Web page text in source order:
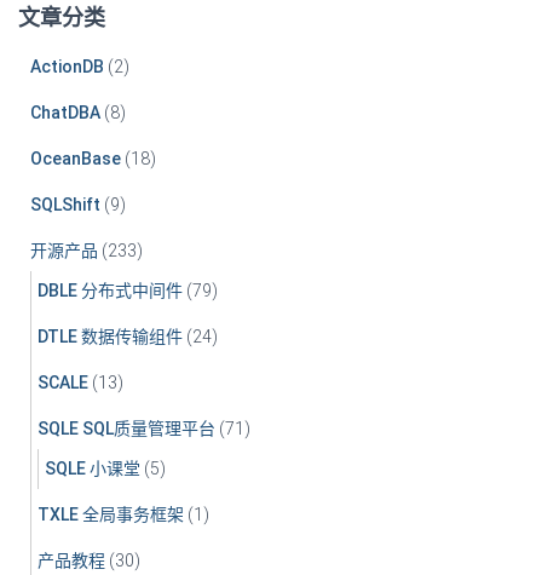
文章分类
ActionDB (2)
ChatDBA (8)
OceanBase (18)
SQLShift (9)
开源产品 (233)
DBLE 分布式中间件 (79)
DTLE 数据传输组件 (24)
SCALE (13)
SQLE SQL质量管理平台 (71)
SQLE 小课堂 (5)
TXLE 全局事务框架 (1)
产品教程 (30)